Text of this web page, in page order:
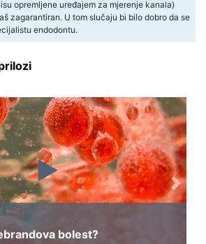
opremljene uređajem za mjerenje kanala)
zagarantiran. U tom slučaju bi bilo dobro da se
endodontu.
bolest?
Next